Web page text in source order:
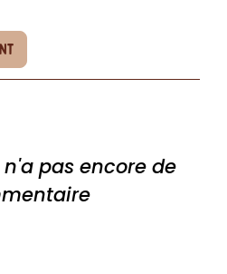
pas encore de